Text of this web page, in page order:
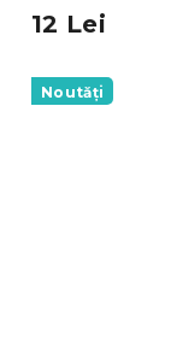
12 Lei
Noutăți